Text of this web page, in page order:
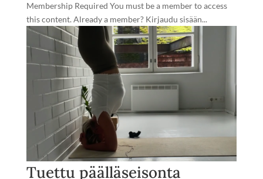
Membership Required You must be a member to access
this content. Already a member? Kirjaudu sisään...
Tuettu päälläseisonta